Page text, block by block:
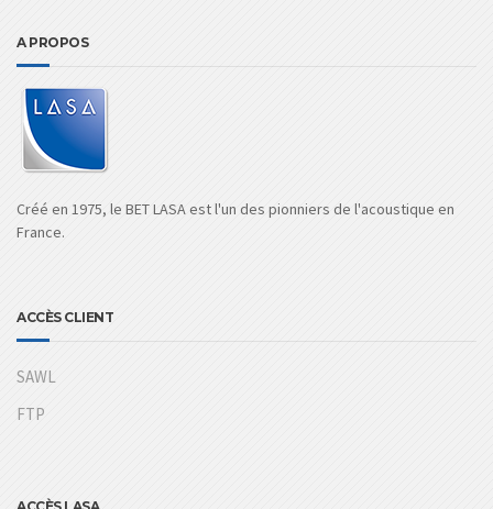
A PROPOS
Créé en 1975, le BET LASA est l'un des pionniers de l'acoustique en
France.
ACCÈS CLIENT
SAWL
FTP